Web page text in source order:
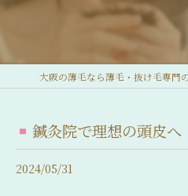
鍼灸院で理想の頭皮へ
2024/05/31